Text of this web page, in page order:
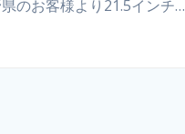
のお客様より21.5インチ…